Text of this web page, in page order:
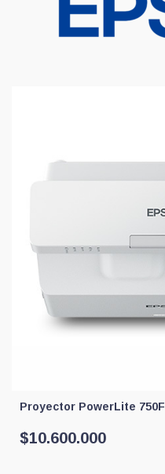
Proyector PowerLite 750F
$10.600.000